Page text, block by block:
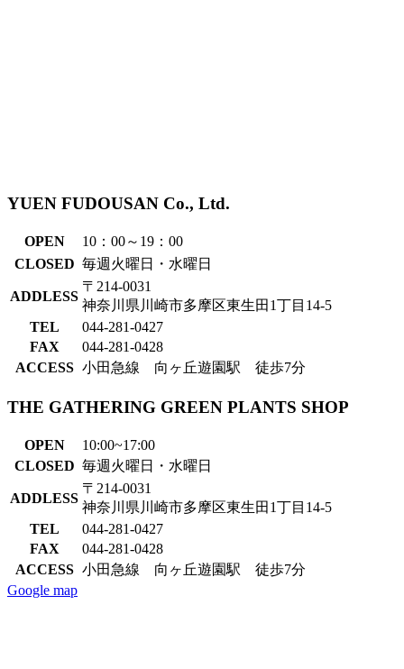
YUEN FUDOUSAN Co., Ltd.
OPEN
10：00～19：00
CLOSED 毎週火曜日・水曜日
ADDLESS
〒214-0031
神奈川県川崎市多摩区東生田1丁目14-5
TEL
044-281-0427
FAX
044-281-0428
ACCESS 小田急線 向ヶ丘遊園駅 徒歩7分
THE GATHERING GREEN PLANTS SHOP
OPEN
10:00~17:00
CLOSED 毎週火曜日・水曜日
ADDLESS
〒214-0031
神奈川県川崎市多摩区東生田1丁目14-5
TEL
044-281-0427
FAX
044-281-0428
ACCESS 小田急線 向ヶ丘遊園駅 徒歩7分
Google map